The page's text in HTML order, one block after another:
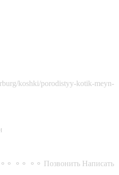
koshki/porodistyy-kotik-meyn-
⚬⚬ ⚬⚬ Позвонить Написать